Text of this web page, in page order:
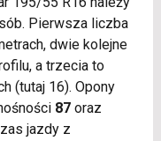
Pierwsza liczba
dwie kolejne
a trzecia to
(tutaj 16). Opony
87oraz
jazdy z